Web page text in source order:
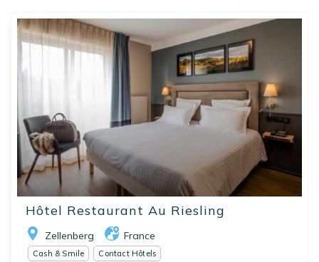
Hôtel Restaurant Au Riesling
Zellenberg France
Cash & Smile Contact Hôtels